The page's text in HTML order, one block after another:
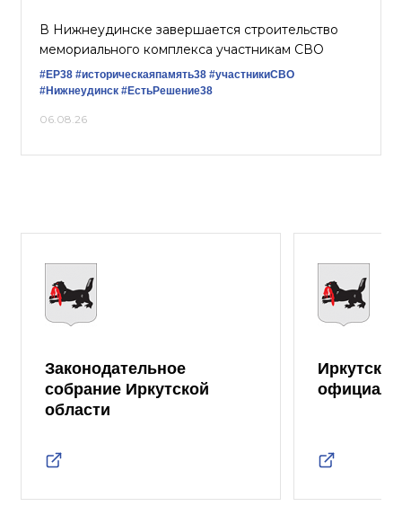
В Нижнеудинске завершается строительство
мемориального комплекса участникам СВО
#ЕР38 #историческаяпамять38 #участникиСВО
#Нижнеудинск #ЕстьРешение38
06.08.26
Законодательное
собрание Иркутской
области